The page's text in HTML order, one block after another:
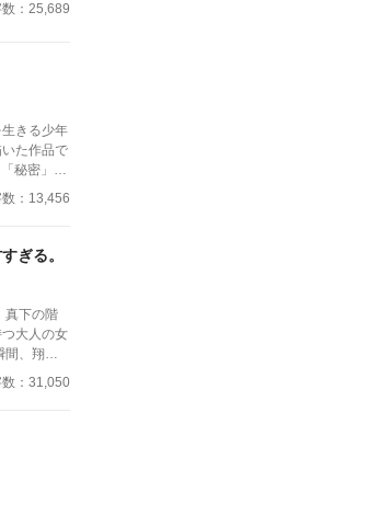
で、どこ
「……そん
しに距
前では、
れた瞬
、許すこ
とつずつ
に、自
い。 だ
、静か
あなた
なって」
で初め
の扉を開
語。
：25,689
きる少年
た作品で
れない戸
言の理解
そこで明
抱いた抑
それは彼
い恥ずか
、その行
か——とい
点から丁
「沈黙の
：13,456
ぎる。
真下の階
大人の女
間、翔太
のスーパ
く仕事を
の部屋で
大人の
（？）が
：31,050